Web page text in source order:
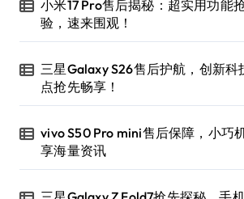
小米17 Pro售后揭秘：超实用功能
验，速来围观！
三星Galaxy S26售后护航，创新科
点抢先畅享！
vivo S50 Pro mini售后保障，小巧
享海量资讯